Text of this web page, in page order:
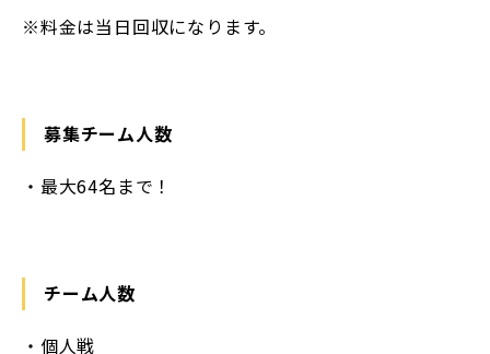
※料金は当日回収になります。
募集チーム人数
・最大64名まで！
チーム人数
・個人戦